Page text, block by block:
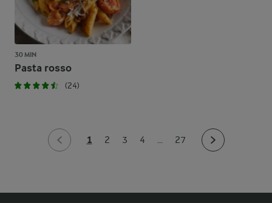
30 MIN
Pasta rosso
(24)
1 2 3 4 ... 27